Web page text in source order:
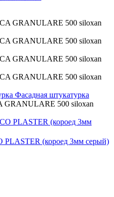
Фасадная штукатурка
GRANULARE 500 siloxan
PLASTER (короед 3мм серый)